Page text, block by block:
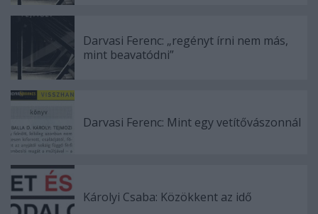
Darvasi Ferenc: „regényt írni nem más,
mint beavatódni”
Darvasi Ferenc: Mint egy vetítővászonnál
Károlyi Csaba: Közökkent az idő